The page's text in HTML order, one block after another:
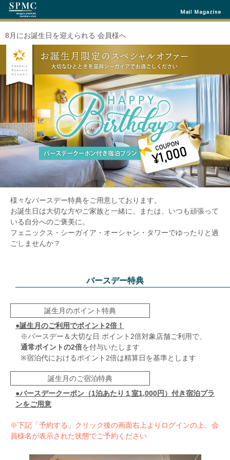
8月にお誕生日を迎えられる 会員様へ
様々なバースデー特典をご用意しております。
お誕生日は大切な方やご家族と一緒に。または、いつも頑張って
いる自分へのご褒美に。
フェニックス・シーガイア・オーシャン・タワーでゆったりと過
ごしませんか？
バースデー特典
誕生月のポイント特典
●誕生月のご利用でポイント2倍！
※バースデー＆大切な日 ポイント2倍対象店舗ご利用で、
通常ポイントの2倍を付与いたします
※宿泊代におけるポイント2倍は精算日を基準とします
誕生月のご宿泊特典
●バースデークーポン（1泊あたり１室1,000円）付き宿泊プラ
ンをご用意
※下記「予約する」クリック後の画面右上よりログインの上、会
員様名が表示された状態でご予約ください